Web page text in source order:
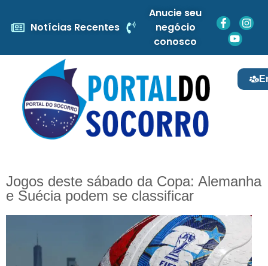
Notícias Recentes
Anucie seu
negócio
conosco
Jogos deste sábado da Copa: Alemanha
e Suécia podem se classificar